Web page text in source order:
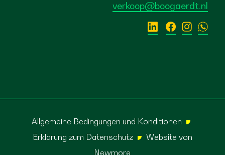
verkoop@boogaerdt.nl
Allgemeine Bedingungen und Konditionen
Erklärung zum Datenschutz
Website von
Newmore